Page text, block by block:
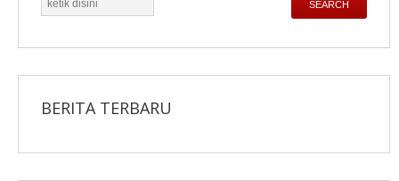
SEARCH
BERITA TERBARU